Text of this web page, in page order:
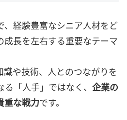
、経験豊富なシニア人材をど
成長を左右する重要なテーマ
識や技術、人とのつながりを
「人手」ではなく、 企業の
重な戦力です。